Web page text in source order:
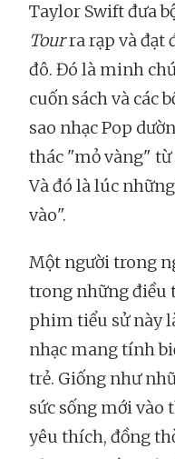
Taylor Swift đưa
Tourra rạp và đạt
đô. Đó là minh
cuốn sách và các
sao nhạc Pop
thác "mỏ vàng" từ
Và đó là lúc
vào".
Một người trong
trong những điều
phim tiểu sử này
nhạc mang tính
trẻ. Giống như
sức sống mới vào
yêu thích, đồng